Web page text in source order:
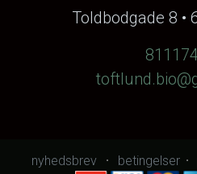
Toldbodgade 8 •
nyhedsbrev betingelser